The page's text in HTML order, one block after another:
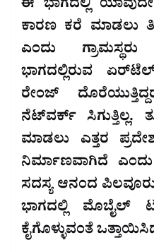
ಈ ಭಾಗದಲ್ಲಿ
ಕಾರಣ ಕರೆ ಮಾಡಲು
ಎಂದು
ಭಾಗದಲ್ಲಿರುವ
ರೇಂಜ್
ನೆಟ್‌ವರ್ಕ್ ಸಿಗುತ್ತಿಲ್ಲ.
ಮಾಡಲು ಎತ್ತರ
ನಿರ್ಮಾಣವಾಗಿದೆ
ಸದಸ್ಯ ಆನಂದ
ಭಾಗದಲ್ಲಿ ಮೊಬೈಲ್
ಕೈಗೊಳ್ಳುವಂತೆ